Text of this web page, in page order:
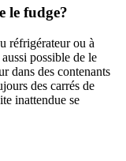
le fudge?
réfrigérateur ou à
possible de le
dans des contenants
des carrés de
inattendue se